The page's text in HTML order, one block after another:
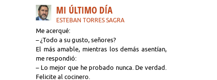
MI ÚLTIMO DÍA
ESTEBAN TORRES SAGRA
Me acerqué:
– ¿Todo a su gusto, señores?
El más amable, mientras los demás asentían,
me respondió:
– Lo mejor que he probado nunca. De verdad.
Felicite al cocinero.